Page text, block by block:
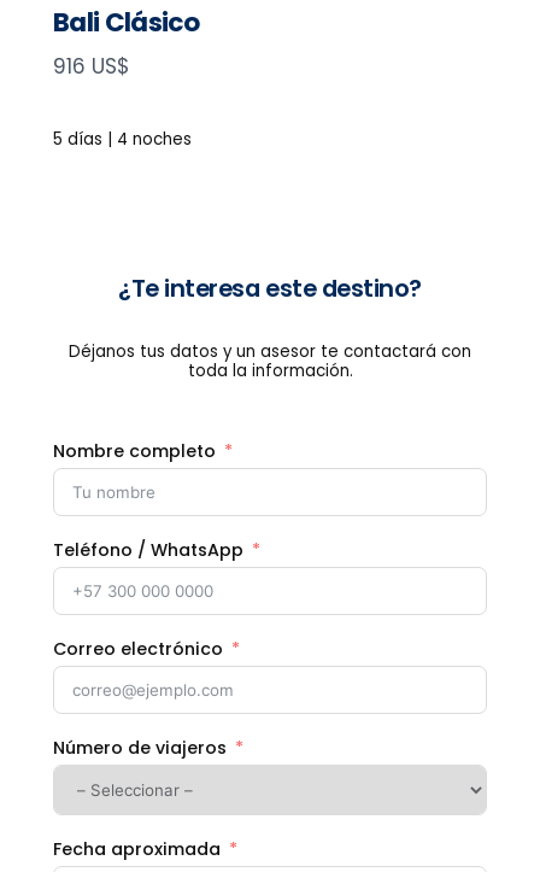
Bali Clásico
N
w
916 US$
5 días | 4 noches
¿Te interesa este destino?
Déjanos tus datos y un asesor te contactará con
toda la información.
Nombre completo
Teléfono / WhatsApp
Correo electrónico
Número de viajeros
Fecha aproximada